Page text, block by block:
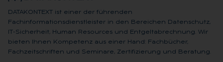
DATAKONTEXT ist einer der führenden
Fachinformationsdienstleister in den Bereichen Datenschutz,
IT-Sicherheit, Human Resources und Entgeltabrechnung. Wir
bieten Ihnen Kompetenz aus einer Hand: Fachbücher,
Fachzeitschriften und Seminare, Zertifizierung und Beratung.